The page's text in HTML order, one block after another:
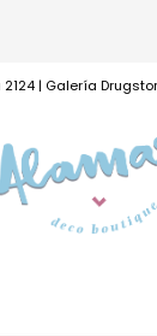
| Galería